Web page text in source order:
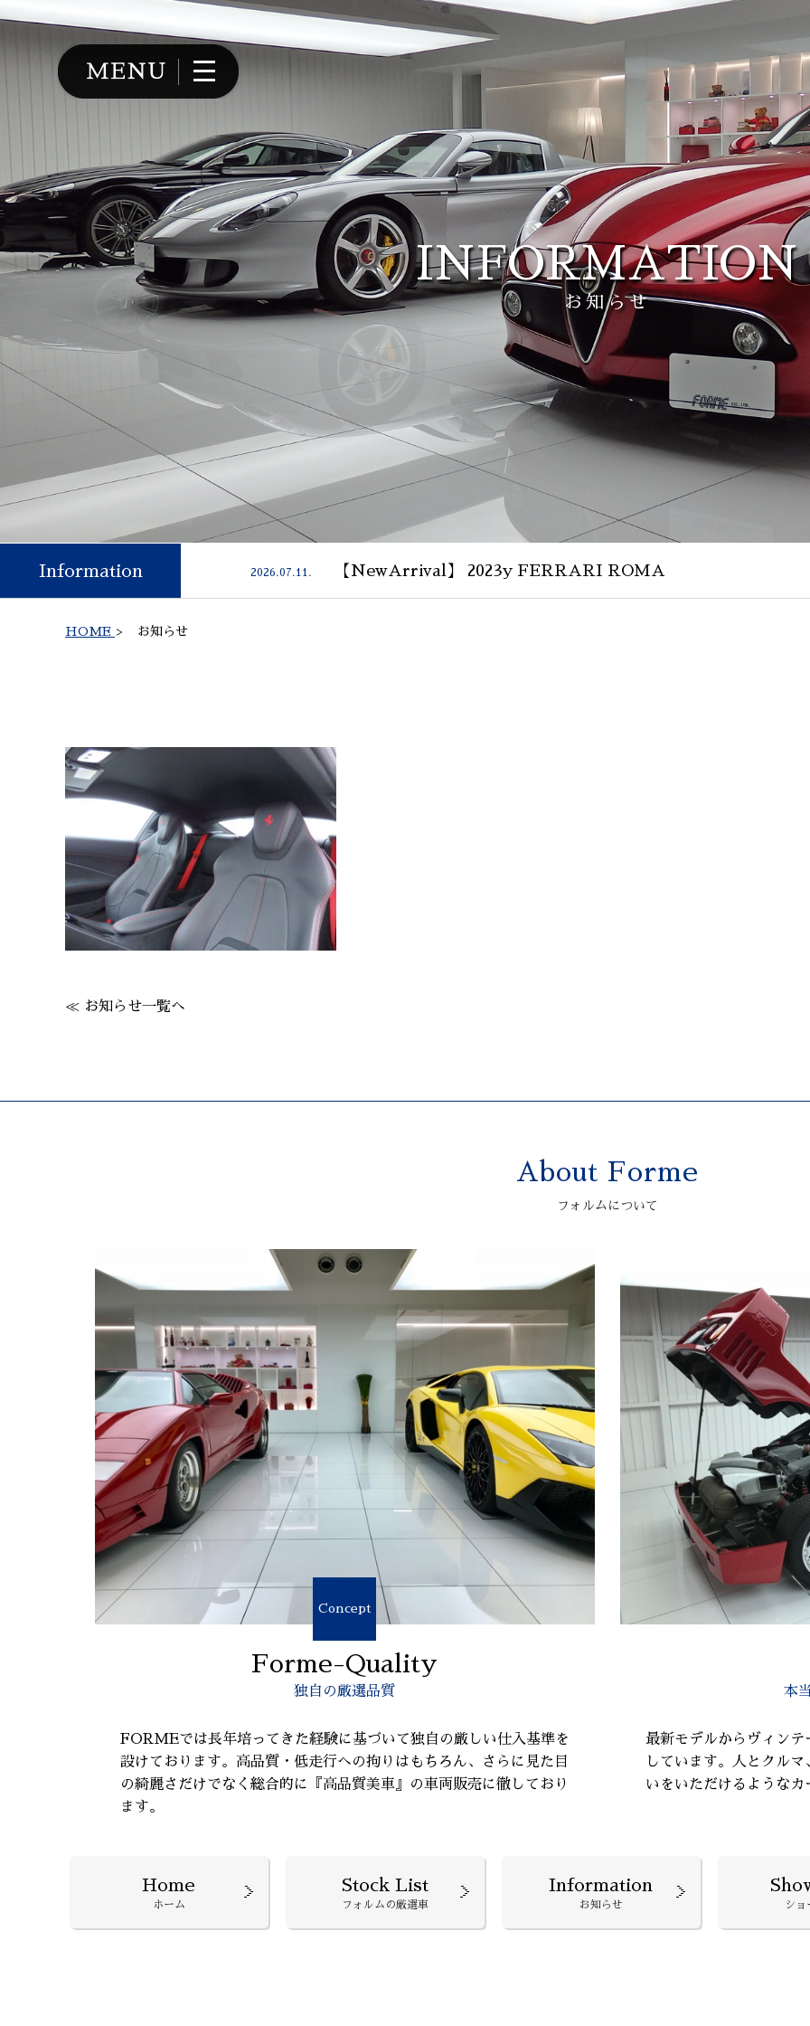
INFORMATION
お知らせ
Information 2026.07.11. 【NewArrival】 2023y FERRARI ROMA
HOME > お知らせ
≪ お知らせ一覧へ
About Forme
フォルムについて
Concept
Forme-Quality
独自の厳選品質
FORMEでは長年培ってきた経験に基づいて独自の厳しい仕入基準を
設けております。高品質・低走行への拘りはもちろん、さらに見た目
の綺麗さだけでなく総合的に『高品質美車』の車両販売に徹しており
ます。
本
最新モデルからヴィン
しています。人とクル
いをいただけるようなカ
Home
ホーム
Stock List
フォルムの厳選車
Information
お知らせ ショ